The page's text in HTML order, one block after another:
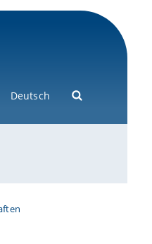
Deutsch